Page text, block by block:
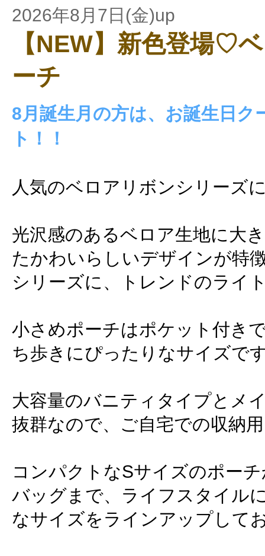
2026年8月7日(金)up
【NEW】新色登場♡
ーチ
8月誕生月の方は、お誕生日ク
ト！！
人気のベロアリボンシリーズ
光沢感のあるベロア生地に大
たかわいらしいデザインが特
シリーズに、トレンドのライ
小さめポーチはポケット付き
ち歩きにぴったりなサイズで
大容量のバニティタイプとメ
抜群なので、ご自宅での収納
コンパクトなSサイズのポー
バッグまで、ライフスタイル
なサイズをラインアップして